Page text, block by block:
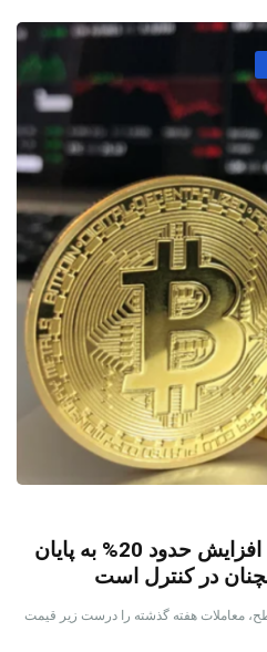
بیت کوین ماه جولای را با افزایش حدود 20% به پایان
در کنترل است
معاملات هفته گذشته را درست زیر قیمت